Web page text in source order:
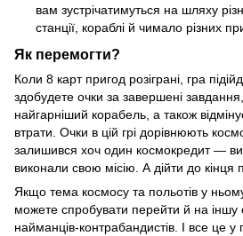
вам зустрічатимуться на шляху
станції, кораблі й чимало різних
Як перемогти?
Коли 8 карт пригод розіграні, гра
здобудете очки за завершені
найгарніший корабель, а також
втрати. Очки в цій грі дорівнюють
залишився хоч один космокредит —
виконали свою місію. А дійти до кінця
Якщо тема космосу та польотів у
можете спробувати перейти й на іншу
найманців-контрабандистів. І все це у